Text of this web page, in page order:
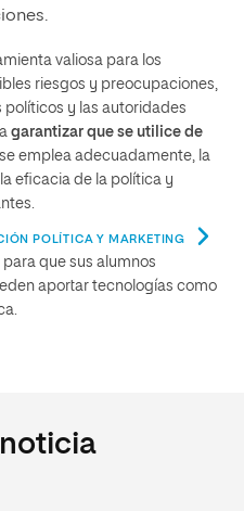
valiosa para los
riesgos y preocupaciones,
políticos y las autoridades
garantizar que se utilice de
se emplea adecuadamente, la
eficacia de la política y
POLÍTICA Y MARKETING
que sus alumnos
aportar tecnologías como